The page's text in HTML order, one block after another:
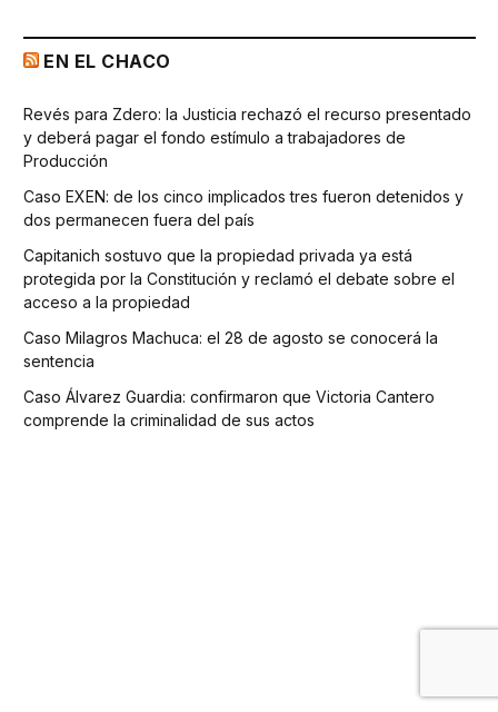
EN EL CHACO
Revés para Zdero: la Justicia rechazó el recurso presentado
y deberá pagar el fondo estímulo a trabajadores de
Producción
Caso EXEN: de los cinco implicados tres fueron detenidos y
dos permanecen fuera del país
Capitanich sostuvo que la propiedad privada ya está
protegida por la Constitución y reclamó el debate sobre el
acceso a la propiedad
Caso Milagros Machuca: el 28 de agosto se conocerá la
sentencia
Caso Álvarez Guardia: confirmaron que Victoria Cantero
comprende la criminalidad de sus actos